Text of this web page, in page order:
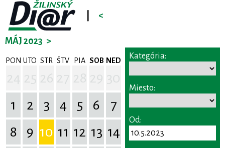
<
MÁJ 2023 >
PON UTO STR ŠTV PIA SOB NED
1
2 3 4 5 6
7
8
9 10 11 12 13 14
Kategória:
Miesto:
Od: